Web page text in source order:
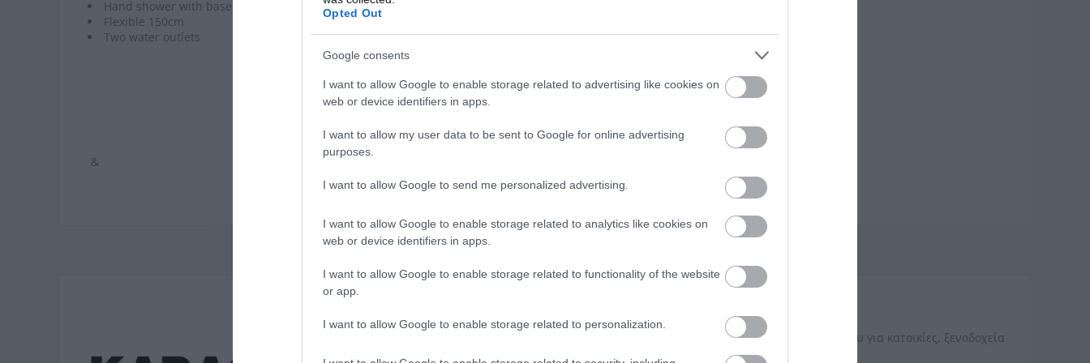
Opted Out
Google consents
I want to allow Google to enable storage related to advertising like cookies on
web or device identifiers in apps.
I want to allow my user data to be sent to Google for online advertising
purposes.
I want to allow Google to send me personalized advertising.
I want to allow Google to enable storage related to analytics like cookies on
web or device identifiers in apps.
I want to allow Google to enable storage related to functionality of the website
or app.
I want to allow Google to enable storage related to personalization.
Hand shower with base support
Flexible 150cm
Two water outlets
&
προσφέρει ένα σύγχρονο τεχνολογικό εξοπλισμό ολοκληρωμένου μπάνιου για κατοικίες, ξενοδοχεία